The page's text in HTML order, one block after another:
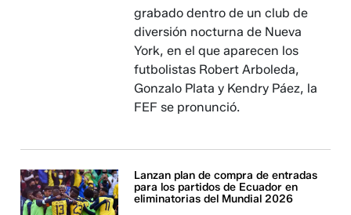
grabado dentro de un club de
diversión nocturna de Nueva
York, en el que aparecen los
futbolistas Robert Arboleda,
Gonzalo Plata y Kendry Páez, la
FEF se pronunció.
Lanzan plan de compra de entradas
para los partidos de Ecuador en
eliminatorias del Mundial 2026